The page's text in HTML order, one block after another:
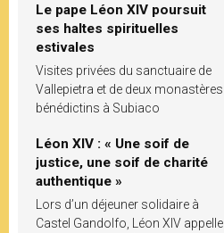
Le pape Léon XIV poursuit
ses haltes spirituelles
estivales
Visites privées du sanctuaire de
Vallepietra et de deux monastères
bénédictins à Subiaco
Léon XIV : « Une soif de
justice, une soif de charité
authentique »
Lors d’un déjeuner solidaire à
Castel Gandolfo, Léon XIV appelle